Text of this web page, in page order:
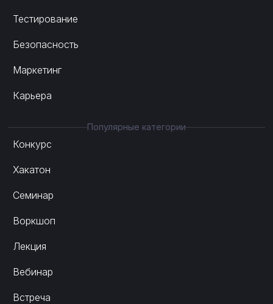
Тестирование
Безопасность
Маркетинг
Карьера
Популярные категории
Конкурс
Хакатон
Семинар
Воркшоп
Лекция
Вебинар
Встреча